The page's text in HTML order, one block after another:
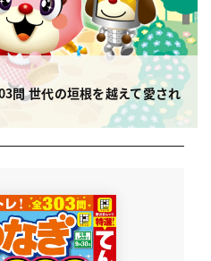
問世代の垣根を越えて愛され